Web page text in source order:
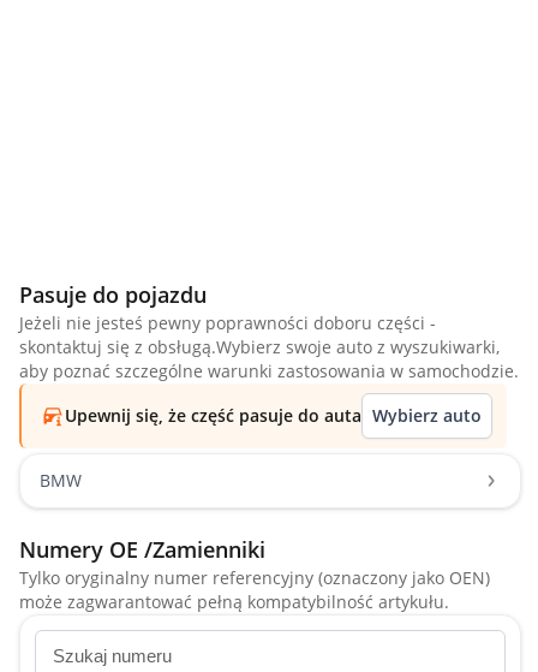
Pasuje do pojazdu
Jeżeli nie jesteś pewny poprawności doboru części -
skontaktuj się z obsługą.Wybierz swoje auto z wyszukiwarki,
aby poznać szczególne warunki zastosowania w samochodzie.
Upewnij się, że część pasuje do auta Wybierz auto
BMW
Numery OE /Zamienniki
Tylko oryginalny numer referencyjny (oznaczony jako OEN)
może zagwarantować pełną kompatybilność artykułu.